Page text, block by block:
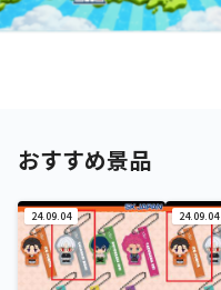
おすすめ景品
24.09.04 24.09.04